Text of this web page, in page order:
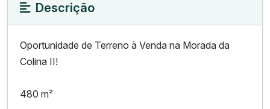
Descrição
Oportunidade de Terreno à Venda na Morada da
Colina II!
480 m²